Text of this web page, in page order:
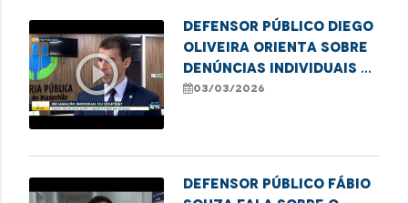
play_circle_outline
Defensor público Diego
Oliveira orienta sobre
denúncias individuais e
coletivas
03/03/2026
Defensor Público Fábio